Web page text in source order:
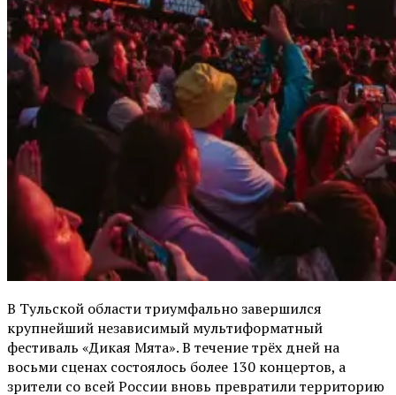
В Тульской области триумфально завершился
крупнейший независимый мультиформатный
фестиваль «Дикая Мята». В течение трёх дней на
восьми сценах состоялось более 130 концертов, а
зрители со всей России вновь превратили территорию